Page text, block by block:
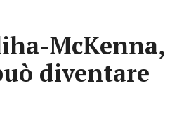
McKenna,
diventare